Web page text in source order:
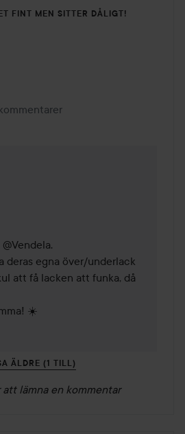
FINT MEN SITTER DÅLIGT!
lades 1 år
deras egna över/underlack
att få lacken att funka, då
☀️
ÄLDRE (1 TILL)
att lämna en kommentar